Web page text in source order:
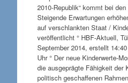
2010-Republik“ kommt bei
Steigende Erwartungen
auf verschlankten Staat /
veröffentlicht ° HBF-Aktuell,
September 2014, erstellt
Uhr ° Der neue Kinderwerte-
die ausgeprägte Fähigkeit der
politisch geschaffenen